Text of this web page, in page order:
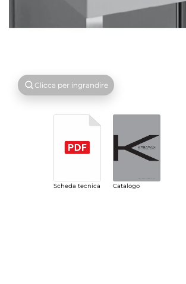
Clicca per ingrandire
Scheda tecnica Catalogo